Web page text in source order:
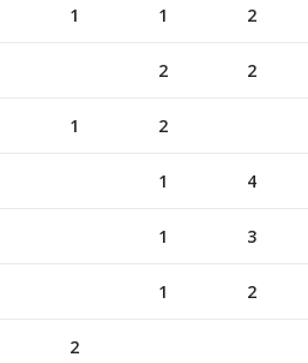
1 1 2
2 2
1 2
1 4
1 3
1 2
2